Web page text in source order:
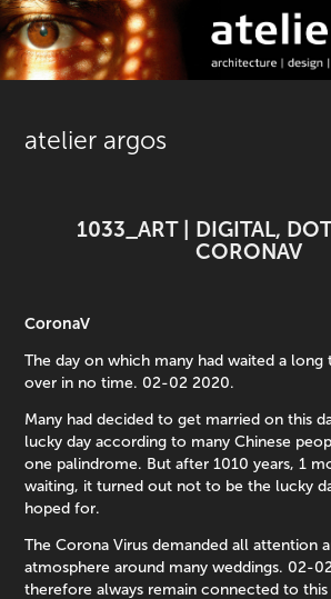
atelier argos
1033_ART | DIGITAL,
CORONAV
CoronaV
The day on which many had waited a long
over in no time. 02-02 2020.
Many had decided to get married on this
lucky day according to many Chinese
one palindrome. But after 1010 years, 1
waiting, it turned out not to be the lucky
hoped for.
The Corona Virus demanded all attention
atmosphere around many weddings. 02-
therefore always remain connected to this